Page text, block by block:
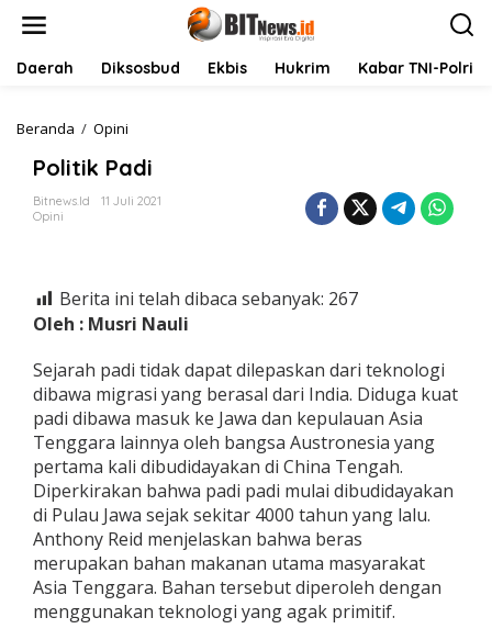
Daerah Diksosbud Ekbis Hukrim Kabar TNI-Polri
Beranda / Opini
l
t
d
i
Politik Padi
Bitnews.id
11 Juli 2021
Opini
Berita ini telah dibaca sebanyak: 267
Oleh : Musri Nauli
Sejarah padi tidak dapat dilepaskan dari teknologi
dibawa migrasi yang berasal dari India. Diduga kuat
padi dibawa masuk ke Jawa dan kepulauan Asia
Tenggara lainnya oleh bangsa Austronesia yang
pertama kali dibudidayakan di China Tengah.
Diperkirakan bahwa padi padi mulai dibudidayakan
di Pulau Jawa sejak sekitar 4000 tahun yang lalu.
Anthony Reid menjelaskan bahwa beras
merupakan bahan makanan utama masyarakat
Asia Tenggara. Bahan tersebut diperoleh dengan
menggunakan teknologi yang agak primitif.